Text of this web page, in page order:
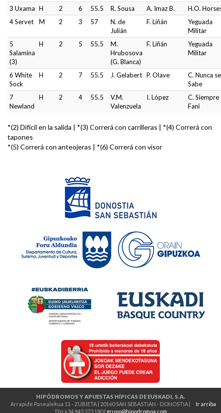
3 Uxama H 2 6 55.5 R. Sousa A. Imaz B.
H.O.
4 Servet
M 2 3 57
N. de
Julián
F. Liñán
Yeguada
Militar
5
Salamina
(3)
H 2 5 55.5
M.
Hrubosova
(G. Blanca)
F. Liñán
Yeguada
Militar
6 White
Sock
H 2 7 55.5 J. Gelabert P. Olave
C. Nunca se
Sabe
7
Newland
H 2 4 55.5
V.M.
Valenzuela
I. López
C. Siempre
Fani
*(2) Difícil en la salida | *(3) Correrá con carrilleras | *(4) Correrá con
tapones
*(5) Correrá con anteojeras | *(6) Correrá con visor
HIPÓDROMOS Y APUESTAS HÍPICAS DE EUSKADI, S.A.
Ir arriba
Arrapide Pasealekua 11 - ZUBIETA | 20160 SAN SEBASTIAN - DONOSTIA |
Tfo:+34 943 373 180 | grupo@hipodromoa.com